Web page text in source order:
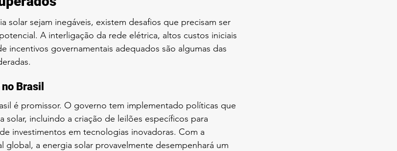
solar sejam inegáveis, existem desafios que precisam ser
A interligação da rede elétrica, altos custos iniciais
incentivos governamentais adequados são algumas das
Brasil
é promissor. O governo tem implementado políticas que
solar, incluindo a criação de leilões específicos para
investimentos em tecnologias inovadoras. Com a
global, a energia solar provavelmente desempenhará um